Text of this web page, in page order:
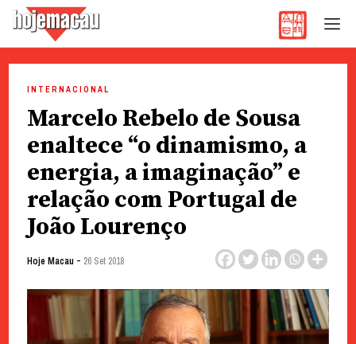
content
INTERNACIONAL
Marcelo Rebelo de Sousa
enaltece “o dinamismo, a
energia, a imaginação” e
relação com Portugal de
João Lourenço
Hoje Macau - 26 Set 2018